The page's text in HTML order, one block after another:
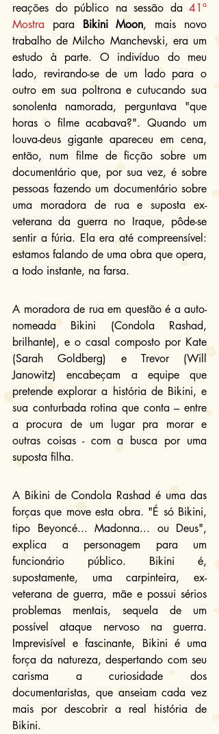
reações do público na sessão da 41ª
Mostra para Bikini Moon, mais novo
trabalho de Milcho Manchevski, era um
estudo à parte. O indivíduo do meu
lado, revirando-se de um lado para o
outro em sua poltrona e cutucando sua
sonolenta namorada, perguntava "que
horas o filme acabava?". Quando um
louva-deus gigante apareceu em cena,
então, num filme de ficção sobre um
documentário que, por sua vez, é sobre
pessoas fazendo um documentário sobre
uma moradora de rua e suposta ex-
veterana da guerra no Iraque, pôde-se
sentir a fúria. Ela era até compreensível:
estamos falando de uma obra que opera,
a todo instante, na farsa.
A moradora de rua em questão é a auto-
nomeada Bikini (Condola Rashad,
brilhante), e o casal composto por Kate
(Sarah Goldberg) e Trevor (Will
Janowitz) encabeçam a equipe que
pretende explorar a história de Bikini, e
sua conturbada rotina que conta – entre
a procura de um lugar pra morar e
outras coisas - com a busca por uma
suposta filha.
A Bikini de Condola Rashad é uma das
forças que move esta obra. "É só Bikini,
tipo Beyoncé... Madonna... ou Deus",
explica a personagem para um
funcionário público. Bikini é,
supostamente, uma carpinteira, ex-
veterana de guerra, mãe e possui sérios
problemas mentais, sequela de um
possível ataque nervoso na guerra.
Imprevisível e fascinante, Bikini é uma
força da natureza, despertando com seu
carisma a curiosidade dos
documentaristas, que anseiam cada vez
mais por descobrir a real história de
Bikini.